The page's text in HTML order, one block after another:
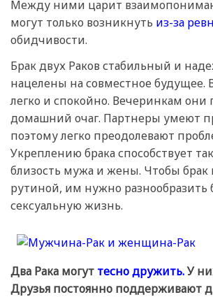
Между ними царит
могут только возникнуть из-за
обидчивости.
Брак двух Раков стабильный и
нацелены на совместное будущее.
легко и спокойно. Вечеринкам
домашний очаг. Партнеры умеют
поэтому легко преодолевают
Укреплению брака способствует
близость мужа и жены. Чтобы брак
рутиной, им нужно разнообразить
сексуальную жизнь.
Два Рака могут тесно дружить.У
Друзья постоянно поддерживают